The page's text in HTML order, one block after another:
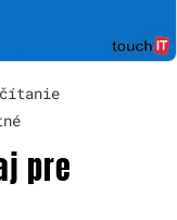
čítanie
pre